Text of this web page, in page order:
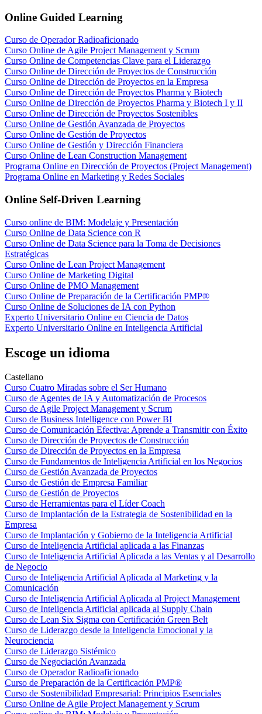
Online Guided Learning
Curso de Operador Radioaficionado
Curso Online de Agile Project Management y Scrum
Curso Online de Competencias Clave para el Liderazgo
Curso Online de Dirección de Proyectos de Construcción
Curso Online de Dirección de Proyectos en la Empresa
Curso Online de Dirección de Proyectos Pharma y Biotech
Curso Online de Dirección de Proyectos Pharma y Biotech I y II
Curso Online de Dirección de Proyectos Sostenibles
Curso Online de Gestión Avanzada de Proyectos
Curso Online de Gestión de Proyectos
Curso Online de Gestión y Dirección Financiera
Curso Online de Lean Construction Management
Programa Online en Dirección de Proyectos (Project Management)
Programa Online en Marketing y Redes Sociales
Online Self-Driven Learning
Curso online de BIM: Modelaje y Presentación
Curso Online de Data Science con R
Curso Online de Data Science para la Toma de Decisiones
Estratégicas
Curso Online de Lean Project Management
Curso Online de Marketing Digital
Curso Online de PMO Management
Curso Online de Preparación de la Certificación PMP®
Curso Online de Soluciones de IA con Python
Experto Universitario Online en Ciencia de Datos
Experto Universitario Online en Inteligencia Artificial
Escoge un idioma
Castellano
Curso Cuatro Miradas sobre el Ser Humano
Curso de Agentes de IA y Automatización de Procesos
Curso de Agile Project Management y Scrum
Curso de Business Intelligence con Power BI
Curso de Comunicación Efectiva: Aprende a Transmitir con Éxito
Curso de Dirección de Proyectos de Construcción
Curso de Dirección de Proyectos en la Empresa
Curso de Fundamentos de Inteligencia Artificial en los Negocios
Curso de Gestión Avanzada de Proyectos
Curso de Gestión de Empresa Familiar
Curso de Gestión de Proyectos
Curso de Herramientas para el Líder Coach
Curso de Implantación de la Estrategia de Sostenibilidad en la
Empresa
Curso de Implantación y Gobierno de la Inteligencia Artificial
Curso de Inteligencia Artificial aplicada a las Finanzas
Curso de Inteligencia Artificial Aplicada a las Ventas y al Desarrollo
de Negocio
Curso de Inteligencia Artificial Aplicada al Marketing y la
Comunicación
Curso de Inteligencia Artificial Aplicada al Project Management
Curso de Inteligencia Artificial aplicada al Supply Chain
Curso de Lean Six Sigma con Certificación Green Belt
Curso de Liderazgo desde la Inteligencia Emocional y la
Neurociencia
Curso de Liderazgo Sistémico
Curso de Negociación Avanzada
Curso de Operador Radioaficionado
Curso de Preparación de la Certificación PMP®
Curso de Sostenibilidad Empresarial: Principios Esenciales
Curso Online de Agile Project Management y Scrum